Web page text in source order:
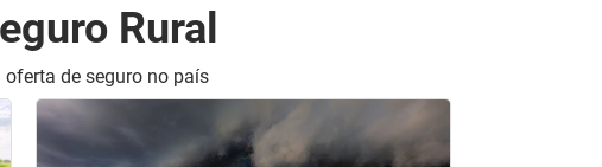
Rural
oferta de seguro no país